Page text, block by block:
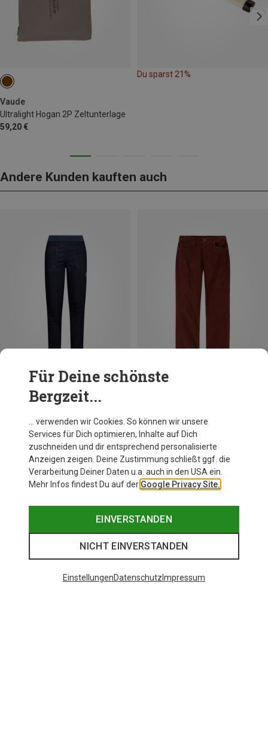
Vaude
Ultralight Hogan 2P Zeltunterlage
59,20 €
Du sparst 21%
Andere Kunden kauften auch
Du sparst 15%
Für Deine schönste
Bergzeit...
… verwenden wir Cookies. So können wir unsere
Services für Dich optimieren, Inhalte auf Dich
zuschneiden und dir entsprechend personalisierte
Anzeigen zeigen. Deine Zustimmung schließt ggf. die
Verarbeitung Deiner Daten u.a. auch in den USA ein.
Mehr Infos findest Du auf der Google Privacy Site.
EINVERSTANDEN
NICHT EINVERSTANDEN
EinstellungenDatenschutz Impressum